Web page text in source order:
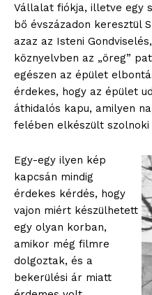
Vállalat fiókja, illetve egy
bő évszázadon keresztül
azaz az Isteni
köznyelvben az „öreg”
egészen az épület
érdekes, hogy az épület
áthidalós kapu, amilyen
felében elkészült
Egy-egy ilyen kép
kapcsán mindig
érdekes kérdés, hogy
vajon miért készülhetett
egy olyan korban,
amikor még filmre
dolgoztak, és a
bekerülési ár miatt